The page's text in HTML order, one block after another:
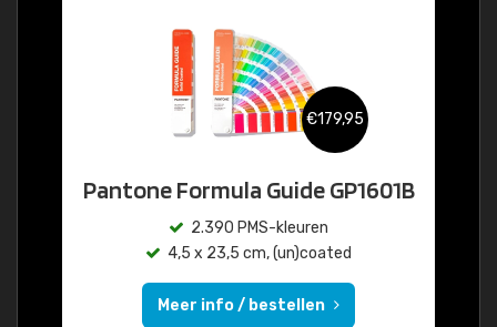
€179,95
Pantone Formula Guide GP1601B
2.390 PMS-kleuren
4,5 x 23,5 cm, (un)coated
Meer info / bestellen